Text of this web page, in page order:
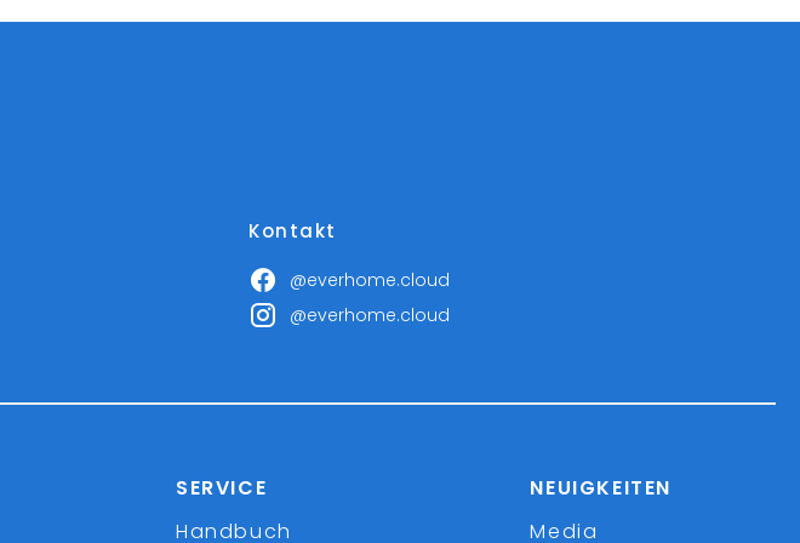
Kontakt
@everhome.cloud
@everhome.cloud
SERVICE
Handbuch
NEUIGKEITEN
Media